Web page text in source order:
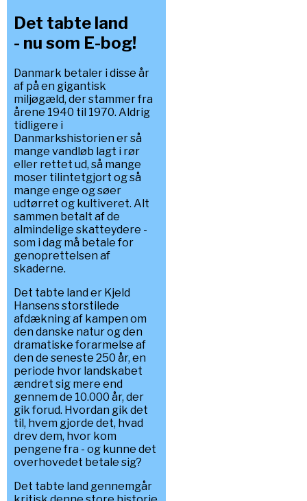
Det tabte land
- nu som E-bog!
Danmark betaler i disse år
af på en gigantisk
miljøgæld, der stammer fra
årene 1940 til 1970. Aldrig
tidligere i
Danmarkshistorien er så
mange vandløb lagt i rør
eller rettet ud, så mange
moser tilintetgjort og så
mange enge og søer
udtørret og kultiveret. Alt
sammen betalt af de
almindelige skatteydere -
som i dag må betale for
genoprettelsen af
skaderne.
Det tabte land er Kjeld
Hansens storstilede
afdækning af kampen om
den danske natur og den
dramatiske forarmelse af
den de seneste 250 år, en
periode hvor landskabet
ændret sig mere end
gennem de 10.000 år, der
gik forud. Hvordan gik det
til, hvem gjorde det, hvad
drev dem, hvor kom
pengene fra - og kunne det
overhovedet betale sig?
Det tabte land gennemgår